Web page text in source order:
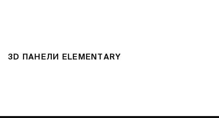
3D ПАНЕЛИ ELEMENTARY